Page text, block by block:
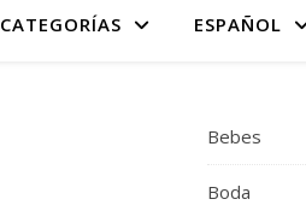
CATEGORÍAS ESPAÑOL
Bebes
Boda